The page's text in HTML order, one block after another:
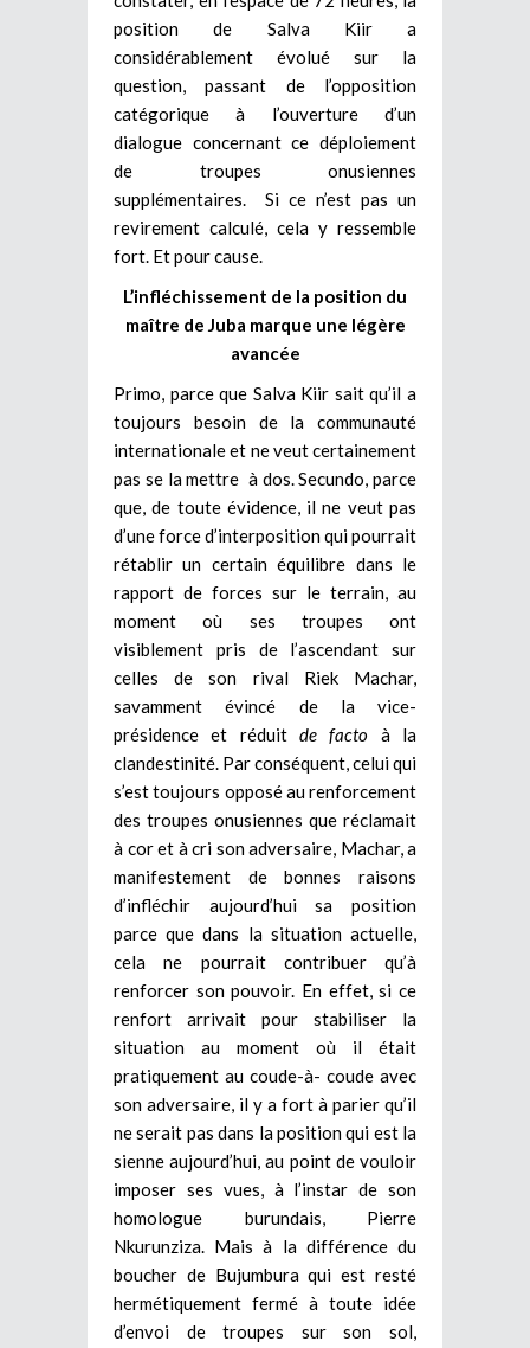
position de Salva Kiir a
considérablement évolué sur la
question, passant de l’opposition
catégorique à l’ouverture d’un
dialogue concernant ce déploiement
de troupes onusiennes
supplémentaires. Si ce n’est pas un
revirement calculé, cela y ressemble
fort. Et pour cause.
L’infléchissement de la position du
maître de Juba marque une légère
avancée
Primo, parce que Salva Kiir sait qu’il a
toujours besoin de la communauté
internationale et ne veut certainement
pas se la mettre à dos.Secundo, parce
que, de toute évidence, il ne veut pas
d’une force d’interposition qui pourrait
rétablir un certain équilibre dans le
rapport de forces sur le terrain, au
moment où ses troupes ont
visiblement pris de l’ascendant sur
celles de son rival Riek Machar,
savamment évincé de la vice-
présidence et réduit de facto à la
clandestinité. Par conséquent, celui qui
s’est toujours opposé au renforcement
des troupes onusiennes que réclamait
à cor et à cri son adversaire, Machar, a
manifestement de bonnes raisons
d’infléchir aujourd’hui sa position
parce que dans la situation actuelle,
cela ne pourrait contribuer qu’à
renforcer son pouvoir. En effet, si ce
renfort arrivait pour stabiliser la
situation au moment où il était
pratiquement au coude-à- coude avec
son adversaire, il y a fort à parier qu’il
ne serait pas dans la position qui est la
sienne aujourd’hui, au point de vouloir
imposer ses vues, à l’instar de son
homologue burundais, Pierre
Nkurunziza. Mais à la différence du
boucher de Bujumbura qui est resté
hermétiquement fermé à toute idée
d’envoi de troupes sur son sol,